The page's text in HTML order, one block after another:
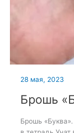
28 мая, 2023
Брошь
Брошь